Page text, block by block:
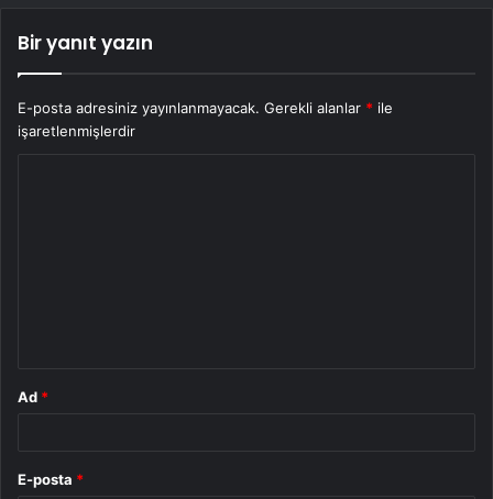
Bir yanıt yazın
E-posta adresiniz yayınlanmayacak. Gerekli alanlar * ile
işaretlenmişlerdir
Ad *
E-posta *